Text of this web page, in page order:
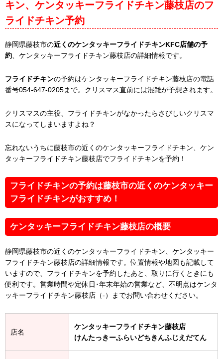
キン、ケンタッキーフライドチキン藤枝店のフ
ライドチキン予約
静岡県藤枝市の近くのケンタッキーフライドチキンKFC店舗の予
約 、ケンタッキーフライドチキン藤枝店の詳細情報です。
フライドチキンの予約はケンタッキーフライドチキン藤枝店の電話
番号054-647-0205まで。クリスマス直前には混雑が予想されます。
クリスマスの主役、フライドチキンがなかったらさびしいクリスマ
スになってしまいますよね？
忘れないうちに藤枝市の近くのケンタッキーフライドチキン、ケン
タッキーフライドチキン藤枝店でフライドチキンを予約！
フライドチキンの予約は藤枝市の近くのケンタッキー
フライドチキンがおすすめ！
ケンタッキーフライドチキン藤枝店の概要
静岡県藤枝市の近くのケンタッキーフライドチキン、ケンタッキー
フライドチキン藤枝店の詳細情報です。位置情報や地図も記載して
いますので、フライドチキンを予約したあと、取りに行くときにも
便利です。営業時間や定休日･年末年始の営業など、不明点はケンタ
ッキーフライドチキン藤枝店（-）までお問い合わせください。
店名
ケンタッキーフライドチキン藤枝店
けんたっきーふらいどちきんふじえだてん